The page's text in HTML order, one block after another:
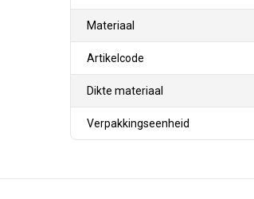
Materiaal
Artikelcode
Dikte materiaal
Verpakkingseenheid